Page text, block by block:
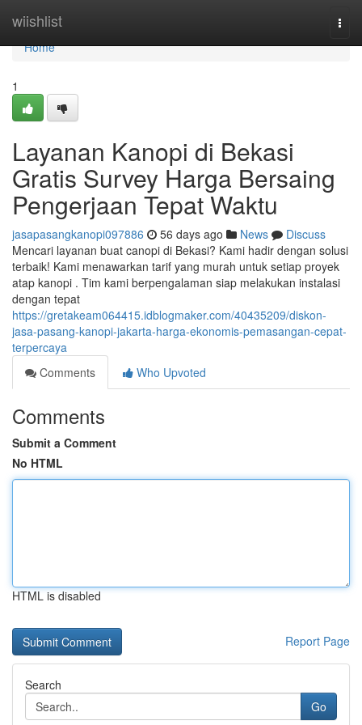
wiishlist
Home
Home
1
Layanan Kanopi di Bekasi
Gratis Survey Harga Bersaing
Pengerjaan Tepat Waktu
jasapasangkanopi097886 56 days ago News
Discuss
Mencari layanan buat canopi di Bekasi? Kami hadir dengan solusi
terbaik! Kami menawarkan tarif yang murah untuk setiap proyek
atap kanopi . Tim kami berpengalaman siap melakukan instalasi
dengan tepat
https://gretakeam064415.idblogmaker.com/40435209/diskon-
jasa-pasang-kanopi-jakarta-harga-ekonomis-pemasangan-cepat-
terpercaya
Comments
Who Upvoted
Comments
Submit a Comment
No HTML
HTML is disabled
Report Page
Search
Go